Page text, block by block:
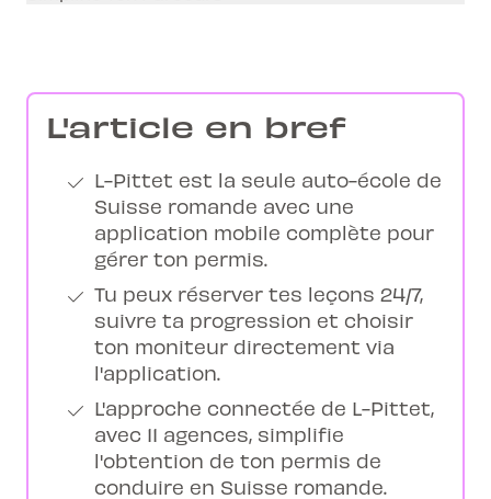
L'article en bref
L-Pittet est la seule auto-école de
Suisse romande avec une
application mobile complète pour
gérer ton permis.
Tu peux réserver tes leçons 24/7,
suivre ta progression et choisir
ton moniteur directement via
l'application.
L'approche connectée de L-Pittet,
avec 11 agences, simplifie
l'obtention de ton permis de
conduire en Suisse romande.